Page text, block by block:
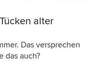
alter
Das versprechen
das auch?